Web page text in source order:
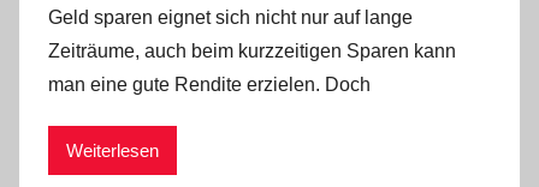
n
L
a
Geld sparen eignet sich nicht nur auf lange
Zeiträume, auch beim kurzzeitigen Sparen kann
man eine gute Rendite erzielen. Doch
Weiterlesen